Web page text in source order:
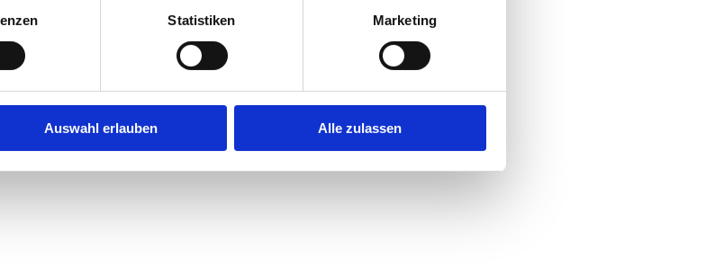
Statistiken Marketing
Auswahl erlauben Alle zulassen